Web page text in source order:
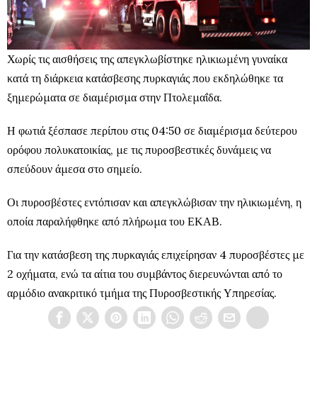
Χωρίς τις αισθήσεις της απεγκλωβίστηκε ηλικιωμένη γυναίκα
κατά τη διάρκεια κατάσβεσης πυρκαγιάς που εκδηλώθηκε τα
ξημερώματα σε διαμέρισμα στην Πτολεμαΐδα.
Η φωτιά ξέσπασε περίπου στις 04:50 σε διαμέρισμα δεύτερου
ορόφου πολυκατοικίας, με τις πυροσβεστικές δυνάμεις να
σπεύδουν άμεσα στο σημείο.
Οι πυροσβέστες εντόπισαν και απεγκλώβισαν την ηλικιωμένη, η
οποία παραλήφθηκε από πλήρωμα του ΕΚΑΒ.
Για την κατάσβεση της πυρκαγιάς επιχείρησαν 4 πυροσβέστες με
2 οχήματα, ενώ τα αίτια του συμβάντος διερευνώνται από το
αρμόδιο ανακριτικό τμήμα της Πυροσβεστικής Υπηρεσίας.